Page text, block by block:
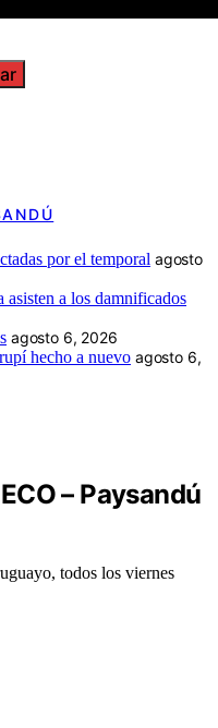
por el temporal agosto
asisten a los damnificados
agosto 6, 2026
hecho a nuevo agosto 6,
– Paysandú
todos los viernes